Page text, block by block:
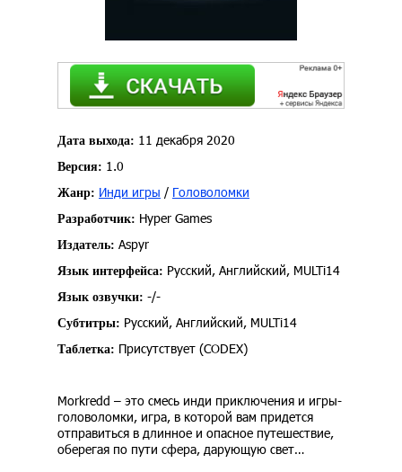
Дата выхода: 11 декабря 2020
Версия: 1.0
Жанр: Инди игры / Головоломки
Разработчик: Hyper Games
Издатель: Aspyr
Язык интерфейса: Русский, Английский, MULTi14
Язык озвучки: -/-
Субтитры: Русский, Английский, MULTi14
Таблетка: Присутствует (CODEX)
Morkredd – это смесь инди приключения и игры-
головоломки, игра, в которой вам придется
отправиться в длинное и опасное путешествие,
оберегая по пути сфера, дарующую свет…